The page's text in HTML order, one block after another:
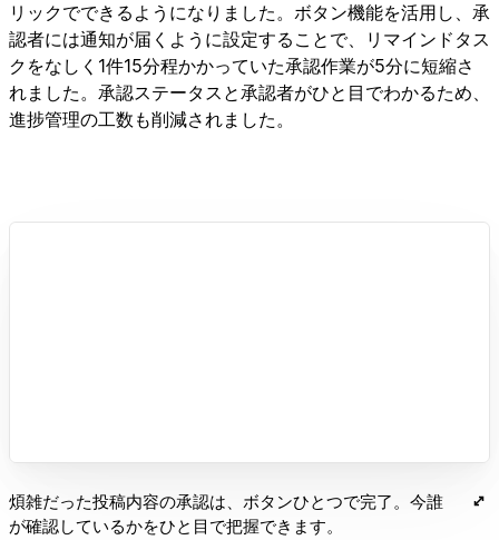
リックでできるようになりました。ボタン機能を活用し、承
認者には通知が届くように設定することで、リマインドタス
クをなしく1件15分程かかっていた承認作業が5分に短縮さ
れました。承認ステータスと承認者がひと目でわかるため、
進捗管理の工数も削減されました。
煩雑だった投稿内容の承認は、ボタンひとつで完了。今誰
が確認しているかをひと目で把握できます。